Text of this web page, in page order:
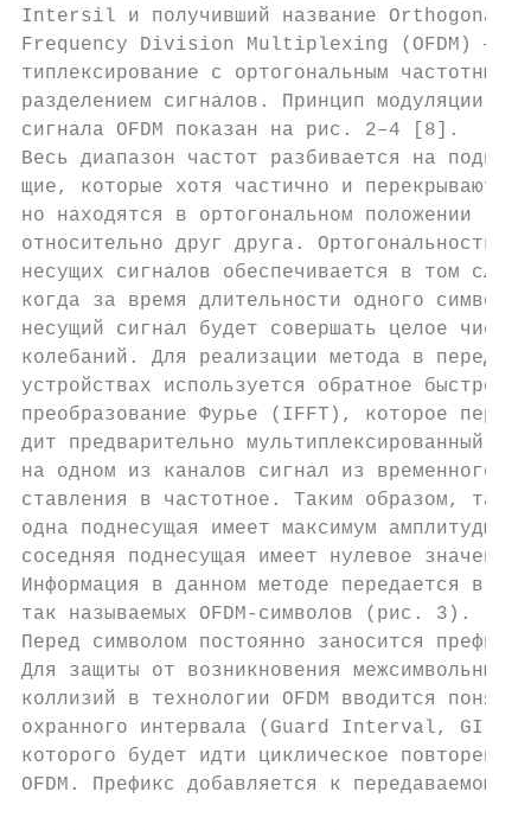
Intersil и получивший название
Frequency Division Multiplexing (OFDM) —
типлексирование c ортогональным
разделением сигналов. Принцип
сигнала OFDM показан на рис. 2–4 [8].
Весь диапазон частот разбивается на
щие, которые хотя частично и
но находятся в ортогональном
относительно друг друга.
несущих сигналов обеспечивается в том
когда за время длительности одного
несущий сигнал будет совершать целое
колебаний. Для реализации метода в
устройствах используется обратное
преобразование Фурье (IFFT), которое
дит предварительно
на одном из каналов сигнал из
ставления в частотное. Таким образом,
одна поднесущая имеет максимум
соседняя поднесущая имеет нулевое
Информация в данном методе передается
так называемых OFDM-символов (рис. 3).
Перед символом постоянно заносится
Для защиты от возникновения
коллизий в технологии OFDM
охранного интервала (Guard
которого будет идти циклическое
OFDM. Префикс добавляется к передаваемому